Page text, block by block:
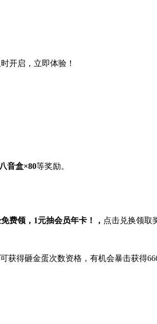
开启，立即体验！
音盒×80等奖励。
费领，1元抽会员年卡！， 点击兑换领取
得砸金蛋次数资格，有机会暴击获得